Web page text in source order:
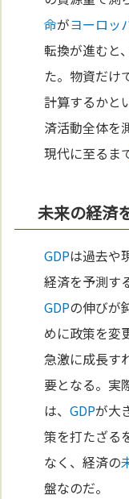
命がヨーロッ
転換が進むと
た。物資だけ
計算するかと
済活動全体を
現代に至るま
未来の経済
GDPは過去や
経済を予測す
GDPの伸びが
めに政策を変
急激に成長す
要となる。実
は、GDPが大
策を打たざる
なく、経済の
盤なのだ。